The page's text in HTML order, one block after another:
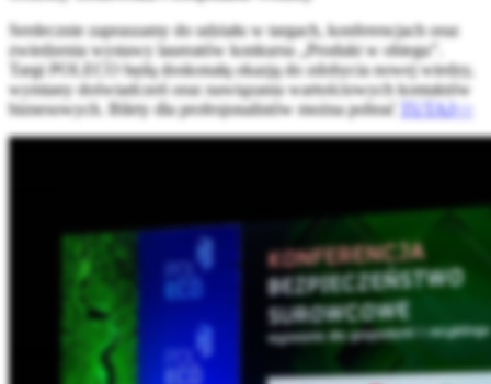
Serdecznie zapraszamy do udziału w targach, konferencjach oraz
zwiedzenia wystawy laureatów konkursu „Produkt w obiegu”.
Targi POLECO będą doskonałą okazją do zdobycia nowej wiedzy,
wymiany doświadczeń oraz nawiązania wartościowych kontaktów
biznesowych. Bilety dla profesjonalistów można pobrać
TUTAJ>>